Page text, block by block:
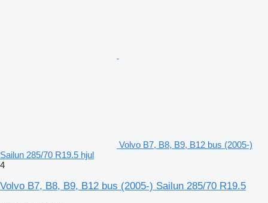
Volvo B7, B8, B9, B12 bus (2005-)
Sailun 285/70 R19.5 hjul
4
Volvo B7, B8, B9, B12 bus (2005-) Sailun 285/70 R19.5